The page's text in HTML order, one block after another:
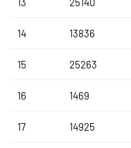
14 13836
15 25263
16 1469
17 14925